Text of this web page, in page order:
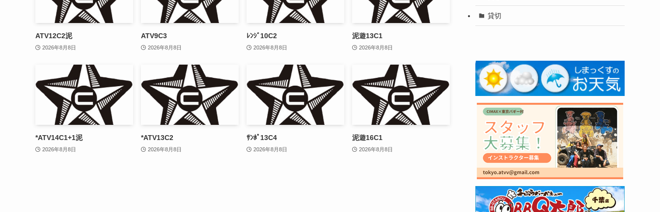
ATV12C2泥
2026年8月8日
ATV9C3
2026年8月8日
ﾚﾝｼﾞ10C2
2026年8月8日
泥遊13C1
2026年8月8日
*ATV14C1+1泥
2026年8月8日
*ATV13C2
2026年8月8日
ｻﾝﾎﾟ13C4
2026年8月8日
泥遊16C1
2026年8月8日
貸切